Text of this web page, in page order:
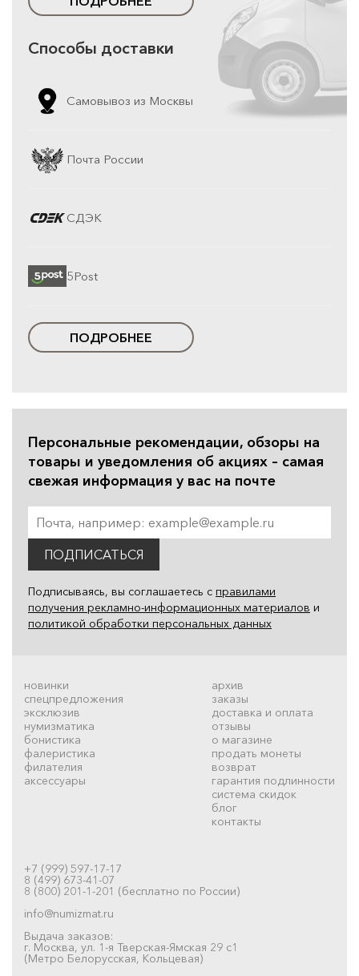
Способы доставки
Самовывоз из Москвы
Почта России
СДЭК
5Post
ПОДРОБНЕЕ
Персональные рекомендации, обзоры на
товары и уведомления об акциях – самая
свежая информация у вас на почте
ПОДПИСАТЬСЯ
Подписываясь, вы соглашаетесь с правилами
получения рекламно-информационных материалов и
политикой обработки персональных данных
новинки
спецпредложения
эксклюзив
нумизматика
бонистика
фалеристика
филателия
аксессуары
архив
заказы
доставка и оплата
отзывы
о магазине
продать монеты
возврат
гарантия подлинности
система скидок
блог
контакты
+7 (999) 597-17-17
8 (499) 673-41-07
8 (800) 201-1-201 (бесплатно по России)
info@numizmat.ru
Выдача заказов:
г. Москва, ул. 1-я Тверская-Ямская 29 с1
(Метро Белорусская, Кольцевая)